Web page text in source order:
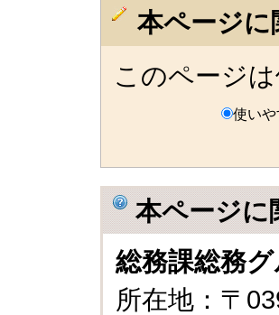
本ページ
このページ
使い
本ページに
総務課総務
所在地：〒